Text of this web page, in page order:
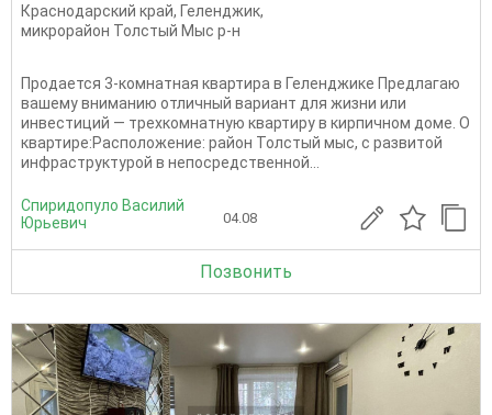
Краснодарский край, Геленджик,
микрорайон Толстый Мыс р-н
Продается 3-комнатная квартира в Геленджике Предлагаю
вашему вниманию отличный вариант для жизни или
инвестиций — трехкомнатную квартиру в кирпичном доме. О
квартире:Расположение: район Толстый мыс, с развитой
инфраструктурой в непосредственной...
Спиридопуло Василий
Юрьевич
04.08
Позвонить